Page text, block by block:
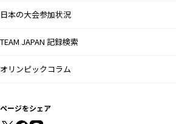
日本の大会参加状況
TEAM JAPAN 記録検索
オリンピックコラム
ページをシェア